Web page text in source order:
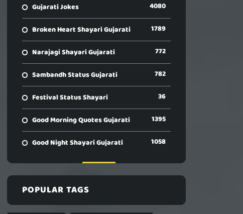
Gujarati Jokes 4080
Broken Heart Shayari Gujarati 1789
Narajagi Shayari Gujarati 772
Sambandh Status Gujarati 782
Festival Status Shayari 36
Good Morning Quotes Gujarati 1395
Good Night Shayari Gujarati 1058
POPULAR TAGS